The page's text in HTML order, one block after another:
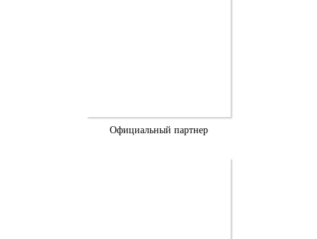
Официальный партнер